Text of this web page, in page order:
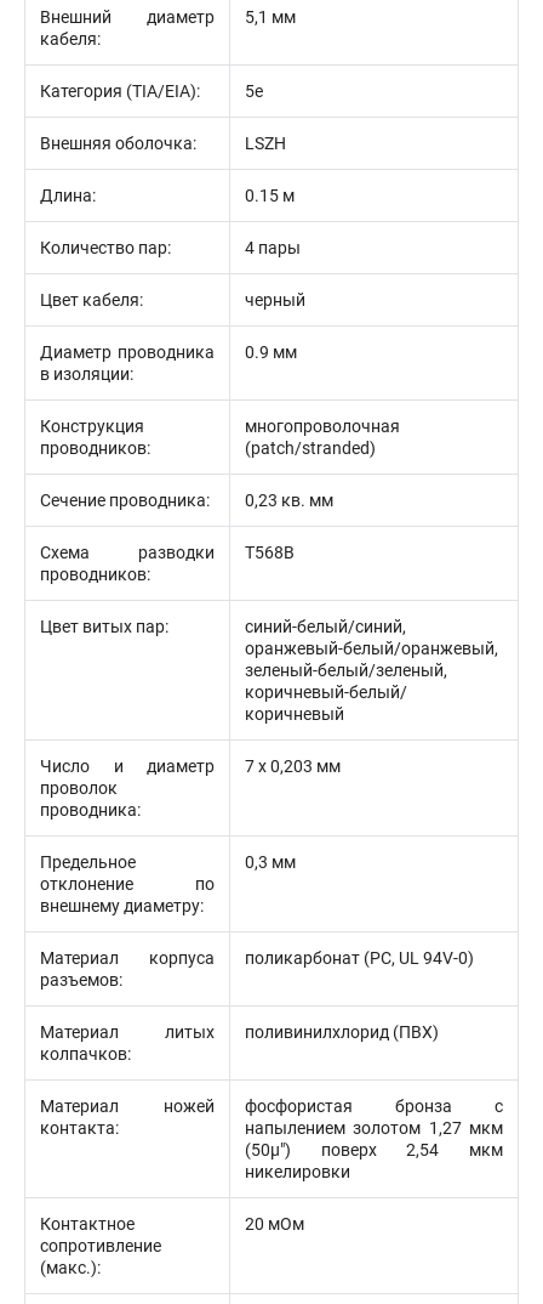
Внешний диаметр
кабеля:
5,1 мм
Категория (TIA/EIA): 5e
Внешняя оболочка: LSZH
Длина: 0.15 м
Количество пар: 4 пары
Цвет кабеля: черный
Диаметр проводника
в изоляции:
0.9 мм
Конструкция
проводников:
многопроволочная
(patch/stranded)
Сечение проводника: 0,23 кв. мм
Схема разводки
проводников:
T568B
Цвет витых пар:
синий-белый/синий,
оранжевый-белый/оранжевый,
зеленый-белый/зеленый,
коричневый-белый/
коричневый
Число и диаметр
проволок
проводника:
7 х 0,203 мм
Предельное
отклонение по
внешнему диаметру:
0,3 мм
Материал корпуса
разъемов:
поликарбонат (PC, UL 94V-0)
Материал литых
колпачков:
поливинилхлорид (ПВХ)
Материал ножей
контакта:
фосфористая бронза с
напылением золотом 1,27 мкм
(50µ") поверх 2,54 мкм
никелировки
Контактное
сопротивление
(макс.):
20 мОм